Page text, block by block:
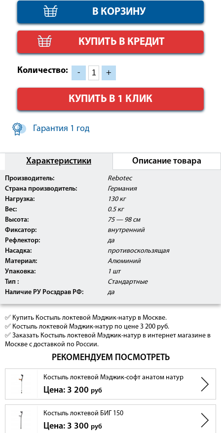
КУПИТЬ В КРЕДИТ
Количество: - +
КУПИТЬ В 1 КЛИК
Гарантия 1 год
Характеристики Описание товара
Производитель:
Rebotec
Страна производитель:
Германия
Нагрузка:
130 кг
Вес:
0.5 кг
Высота:
75 — 98 см
Фиксатор:
внутренний
Рефлектор:
да
Насадка:
противоскользящая
Материал:
Алюминий
Упаковка:
1 шт
Тип :
Стандартные
Наличие РУ Росздрав РФ:
да
Данное изделие поставляется с
Регистрационным Удостоверением Росздравнадзора
РФ.
✅ Купить Костыль локтевой Мэджик-натур в Москве.
✅ Костыль локтевой Мэджик-натур по цене 3 200 руб.
✅ Заказать Костыль локтевой Мэджик-натур в интернет магазине в
Москве с доставкой по России.
РЕКОМЕНДУЕМ ПОСМОТРЕТЬ
Костыль локтевой Мэджик-софт анатом натур
Цена: 3 200 руб
Костыль локтевой БИГ 150
Цена: 3 300 руб